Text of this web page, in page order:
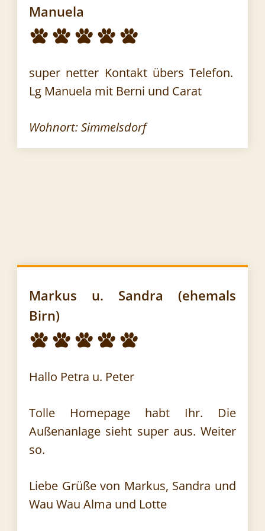
Manuela
super netter Kontakt übers Telefon.
Lg Manuela mit Berni und Carat
Wohnort: Simmelsdorf
Markus u. Sandra (ehemals
Birn)
Hallo Petra u. Peter
Tolle Homepage habt Ihr. Die
Außenanlage sieht super aus. Weiter
so.
Liebe Grüße von Markus, Sandra und
Wau Wau Alma und Lotte